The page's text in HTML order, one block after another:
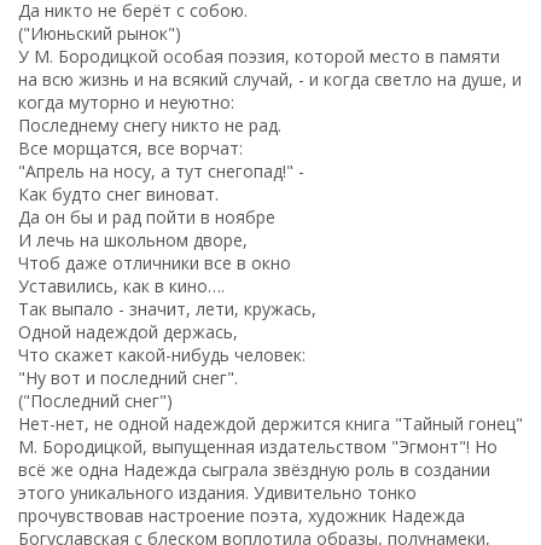
Да никто не берёт с собою.
("Июньский рынок")
У М. Бородицкой особая поэзия, которой место в памяти
на всю жизнь и на всякий случай, - и когда светло на душе, и
когда муторно и неуютно:
Последнему снегу никто не рад.
Все морщатся, все ворчат:
"Апрель на носу, а тут снегопад!" -
Как будто снег виноват.
Да он бы и рад пойти в ноябре
И лечь на школьном дворе,
Чтоб даже отличники все в окно
Уставились, как в кино….
Так выпало - значит, лети, кружась,
Одной надеждой держась,
Что скажет какой-нибудь человек:
"Ну вот и последний снег".
("Последний снег")
Нет-нет, не одной надеждой держится книга "Тайный гонец"
М. Бородицкой, выпущенная издательством "Эгмонт"! Но
всё же одна Надежда сыграла звёздную роль в создании
этого уникального издания. Удивительно тонко
прочувствовав настроение поэта, художник Надежда
Богуславская с блеском воплотила образы, полунамеки,